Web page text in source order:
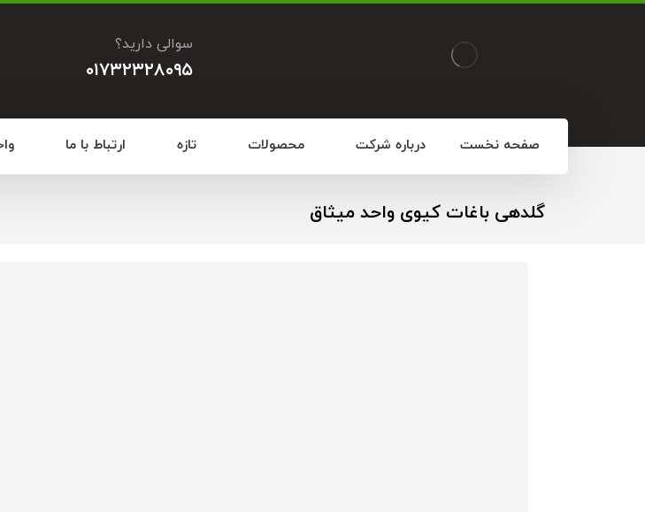
سوالی دارید؟
۰۱۷۳۲۳۲۸۰۹۵
صفحه نخست درباره شرکت محصولات تازه ارتباط با ما
گلدهی باغات کیوی واحد میثاق